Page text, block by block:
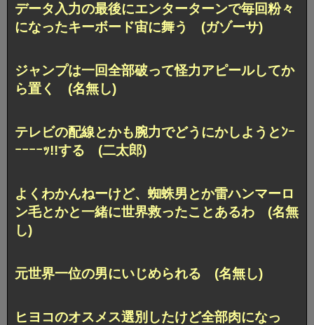
データ入力の最後にエンターターンで毎回粉々
になったキーボード宙に舞う (ガゾーサ)
ジャンプは一回全部破って怪力アピールしてか
ら置く (名無し)
テレビの配線とかも腕力でどうにかしようとﾝｰ
ｰｰｰｰｯ!!する (二太郎)
よくわかんねーけど、蜘蛛男とか雷ハンマーロ
ン毛とかと一緒に世界救ったことあるわ (名無
し)
元世界一位の男にいじめられる (名無し)
ヒヨコのオスメス選別したけど全部肉になっ